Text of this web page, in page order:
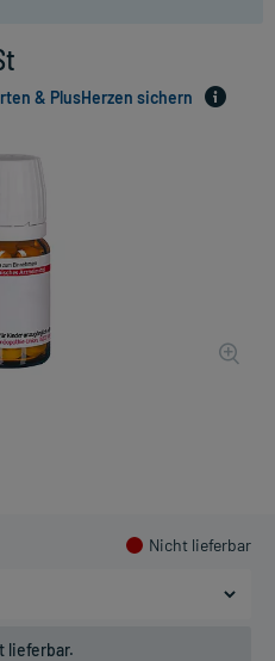
& PlusHerzen sichern
Nicht lieferbar
lieferbar.